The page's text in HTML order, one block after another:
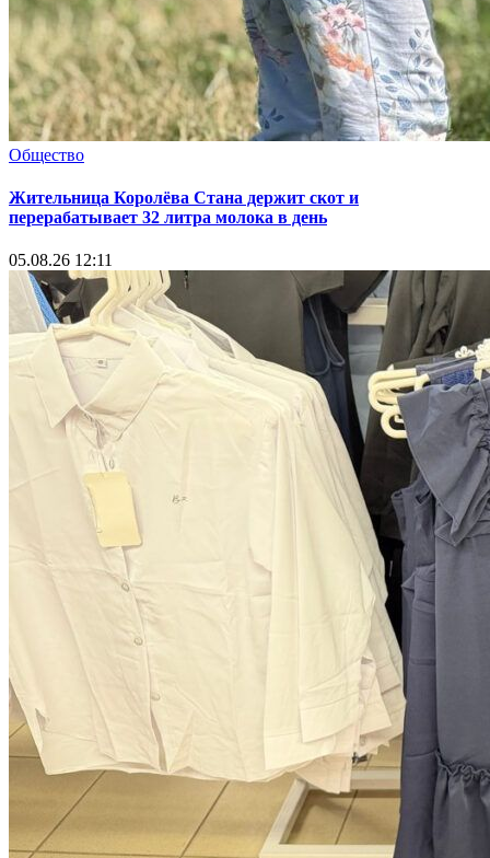
Общество
Жительница Королёва Стана держит скот и
перерабатывает 32 литра молока в день
05.08.26 12:11